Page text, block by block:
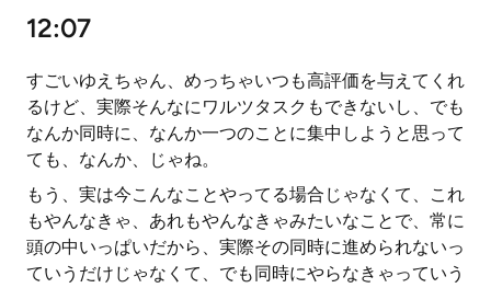
12:07
すごいゆえちゃん、めっちゃいつも高評価を与えてくれ
るけど、実際そんなにワルツタスクもできないし、でも
なんか同時に、なんか一つのことに集中しようと思って
ても、なんか、じゃね。
もう、実は今こんなことやってる場合じゃなくて、これ
もやんなきゃ、あれもやんなきゃみたいなことで、常に
頭の中いっぱいだから、実際その同時に進められないっ
ていうだけじゃなくて、でも同時にやらなきゃっていう